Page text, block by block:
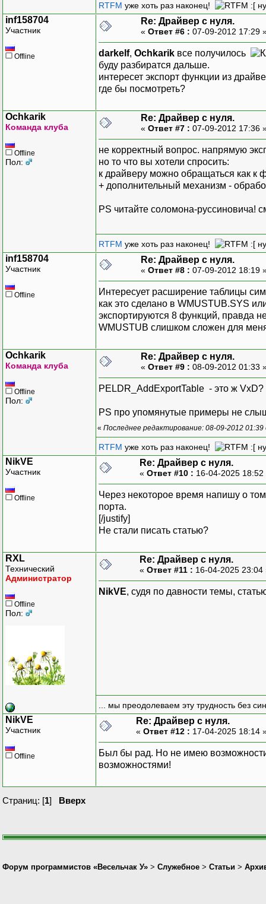
RTFM уже хоть раз наконец! :[
inf158704
Участник
Offline
Re: Драйвер с нуля.
« Ответ #6 : 07-09-2012 17:29
darkelf, Ochkarik все получилось
буду разбиратся дальше.
интересет экспорт функции из
где бы посмотреть?
Ochkarik
Команда клуба
Offline
Пол:
Re: Драйвер с нуля.
« Ответ #7 : 07-09-2012 17:36
не корректный вопрос. напрямую
но то что вы хотели спросить:
к драйверу можно обращаться как к
+ дополнительный механизм -
PS читайте соломона-руссиновича!
RTFM уже хоть раз наконец! :[
inf158704
Участник
Offline
Re: Драйвер с нуля.
« Ответ #8 : 07-09-2012 18:19
Интересует расширение таблицы
как это сделано в WMUSTUB.SYS
экспортируются 8 функций, правда
WMUSTUB слишком сложен для
Ochkarik
Команда клуба
Offline
Пол:
Re: Драйвер с нуля.
« Ответ #9 : 08-09-2012 01:33
PELDR_AddExportTable - это ж
PS про упомянутые примеры не
« Последнее редактирование: 08-09-2012
RTFM уже хоть раз наконец! :[
NikVE
Участник
Offline
Re: Драйвер с нуля.
« Ответ #10 : 16-04-2025
Через некоторое время напишу о
порта.
[/
Не стали писать статью?
RXL
Технический
Администратор
Offline
Пол:
Re: Драйвер с нуля.
« Ответ #11 : 16-04-2025
NikVE, судя по давности темы,
... мы преодолеваем эту трудность без
NikVE
Участник
Offline
Re: Драйвер с нуля.
« Ответ #12 : 17-04-2025 18:14
Был бы рад. Но не имею
возможностями!
Страниц: [1] Вверх
Форум программистов «Весельчак У» > Служебное > Статьи >